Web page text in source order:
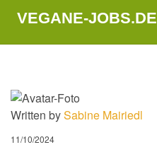
VEGANE-JOBS.DE
Written bySabine Mairiedl
11/10/2024